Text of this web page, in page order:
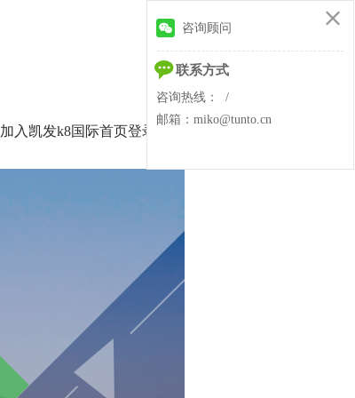
加入凯发k8国际首页登录 留言板
咨询顾问
联系方式
咨询热线： /
邮箱：miko@tunto.cn